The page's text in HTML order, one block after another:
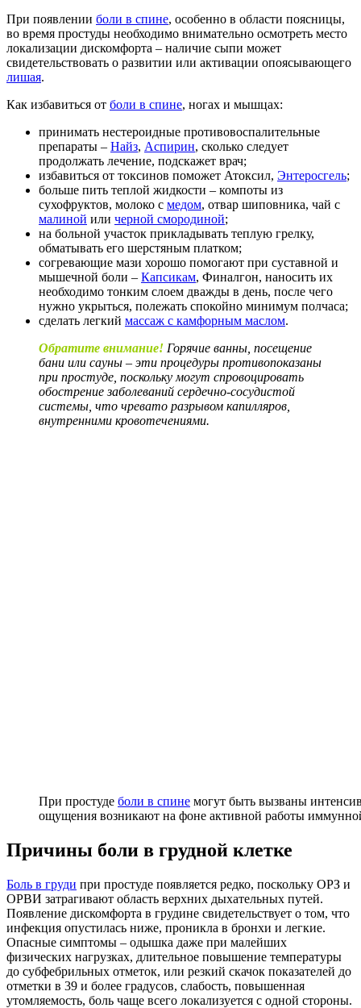
При появлении боли в спине, особенно в области поясницы,
во время простуды необходимо внимательно осмотреть место
локализации дискомфорта – наличие сыпи может
свидетельствовать о развитии или активации опоясывающего
лишая.
Как избавиться от боли в спине, ногах и мышцах:
принимать нестероидные противовоспалительные
препараты – Найз, Аспирин, сколько следует
продолжать лечение, подскажет врач;
избавиться от токсинов поможет Атоксил, Энтеросгель;
больше пить теплой жидкости – компоты из
сухофруктов, молоко с медом, отвар шиповника, чай с
малиной или черной смородиной;
на больной участок прикладывать теплую грелку,
обматывать его шерстяным платком;
согревающие мази хорошо помогают при суставной и
мышечной боли – Капсикам, Финалгон, наносить их
необходимо тонким слоем дважды в день, после чего
нужно укрыться, полежать спокойно минимум полчаса;
сделать легкий массаж с камфорным маслом.
Обратите внимание! Горячие ванны, посещение
бани или сауны – эти процедуры противопоказаны
при простуде, поскольку могут спровоцировать
обострение заболеваний сердечно-сосудистой
системы, что чревато разрывом капилляров,
внутренними кровотечениями.
При простуде боли в спине могут быть вызваны
ощущения возникают на фоне активной работы
Причины боли в грудной клетке
Боль в груди при простуде появляется редко, поскольку ОРЗ и
ОРВИ затрагивают область верхних дыхательных путей.
Появление дискомфорта в грудине свидетельствует о том, что
инфекция опустилась ниже, проникла в бронхи и легкие.
Опасные симптомы – одышка даже при малейших
физических нагрузках, длительное повышение температуры
до субфебрильных отметок, или резкий скачок показателей до
отметки в 39 и более градусов, слабость, повышенная
утомляемость, боль чаще всего локализуется с одной стороны.